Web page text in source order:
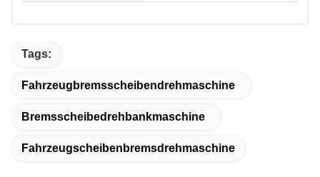
Tags:
Fahrzeugbremsscheibendrehmaschine
Bremsscheibedrehbankmaschine
Fahrzeugscheibenbremsdrehmaschine